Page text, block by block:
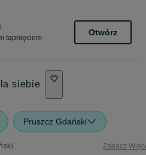
tapnięciem
Otwórz
siebie
Pruszcz Gdański
Zobacz